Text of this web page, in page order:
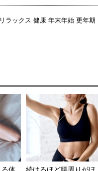
リラックス 健康 年末年始 更年期